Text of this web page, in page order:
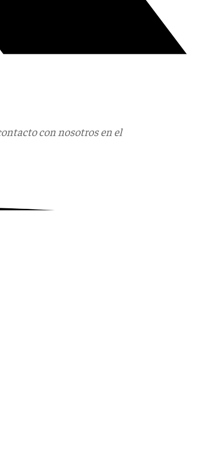
con nosotros en el